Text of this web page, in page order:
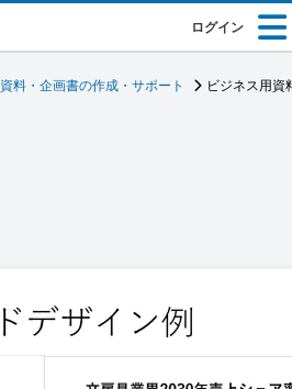
ログイン
資料・企画書の作成・サポート ビジネス用資